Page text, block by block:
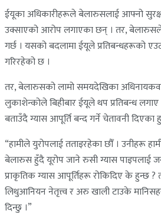
ईयूका अधिकारीहरूले बेलारुसलाई आफ्नो
उक्साएको आरोप लगाएका छन् । तर,
गर्छ । यसको बदलामा ईयूले प्रतिबन्धहरूको
गरिरहेको छ ।
तर, बेलारुसको लामो समयदेखिका
लुकाशेन्कोले बिहीबार ईयूले थप प्रतिबन्ध
बताउँदै ग्यास आपूर्ति बन्द गर्ने चेतावनी दिएका
“हामीले युरोपलाई तताइरहेका छौँ । उनीहरू
बेलारुस हुँदै यूरोप जाने रुसी ग्यास पाइपलाई
प्राकृतिक ग्यास आपूर्तिहरू रोकिदिए के हुन्छ ?
लिथुआनियन नेतृत्त्व र अरु खाली टाउके
दिन्छु ।”